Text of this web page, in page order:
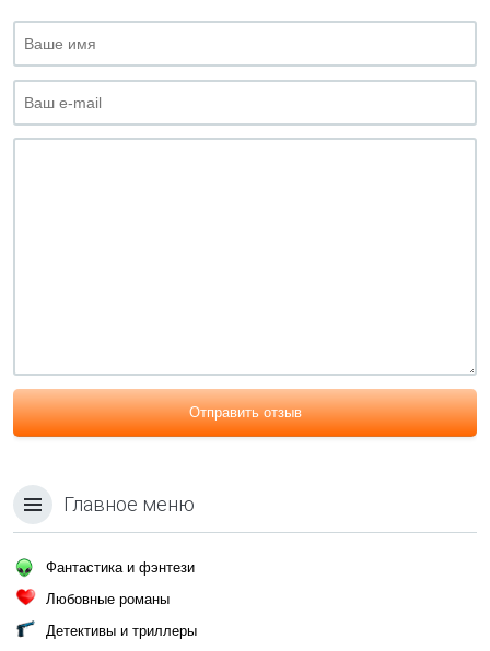
Отправить отзыв
Главное меню
Фантастика и фэнтези
Любовные романы
Детективы и триллеры